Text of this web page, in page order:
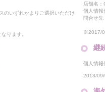
のいずれかよりご選択いただけ
ります。
店舗名
個人情
問合せ
※2017/
継
個人情報
2013/09/